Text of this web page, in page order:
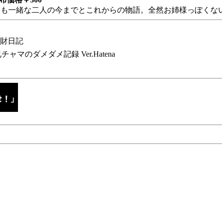
一緒な二人の今までとこれからの物語。全然お姉様っぽくな
日記
ャマのダメダメ記録 Ver.Hatena